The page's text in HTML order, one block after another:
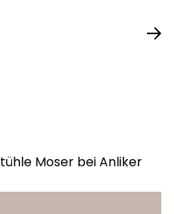
Formsperrholz